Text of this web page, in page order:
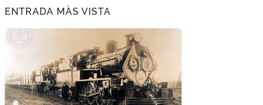
ENTRADA MÀS VISTA